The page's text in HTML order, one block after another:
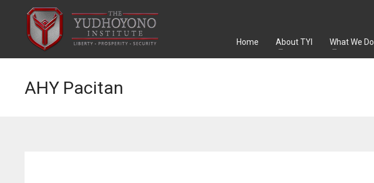
Home About TYI What We Do
AHY Pacitan